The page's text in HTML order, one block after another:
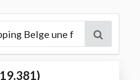
19,381)